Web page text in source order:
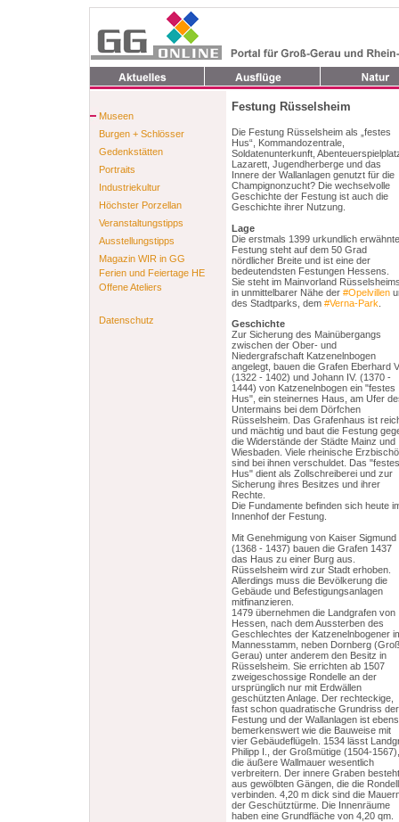
Museen
Burgen + Schlösser
Gedenkstätten
Portraits
Industriekultur
Höchster Porzellan
Veranstaltungstipps
Ausstellungstipps
Magazin WIR in GG
Ferien und Feiertage HE
Offene Ateliers
Datenschutz
Festung Rüsselsheim
Die Festung Rüsselsheim als „festes
Hus“, Kommandozentrale,
Soldatenunterkunft,
Lazarett, Jugendherberge und das
Innere der Wallanlagen genutzt für die
Champignonzucht? Die wechselvolle
Geschichte der Festung ist auch die
Geschichte ihrer Nutzung.
Lage
Die erstmals 1399 urkundlich erwähnte
Festung steht auf dem 50 Grad
nördlicher Breite und ist eine der
bedeutendsten Festungen Hessens.
Sie steht im Mainvorland
in unmittelbarer Nähe der #Opelvillen
des Stadtparks, dem #Verna-Park
Geschichte
Zur Sicherung des Mainübergangs
zwischen der Ober- und
Niedergrafschaft Katzenelnbogen
angelegt, bauen die Grafen Eberhard
(1322 - 1402) und Johann IV. (1370 -
1444) von Katzenelnbogen ein "festes
Hus", ein steinernes Haus, am Ufer
Untermains bei dem Dörfchen
Rüsselsheim. Das Grafenhaus ist
und mächtig und baut die Festung
die Widerstände der Städte Mainz und
Wiesbaden. Viele rheinische
sind bei ihnen verschuldet. Das "festes
Hus" dient als Zollschreiberei und zur
Sicherung ihres Besitzes und ihrer
Rechte.
Die Fundamente befinden sich heute
Innenhof der Festung.
Mit Genehmigung von Kaiser Sigmund
(1368 - 1437) bauen die Grafen 1437
das Haus zu einer Burg aus.
Rüsselsheim wird zur Stadt erhoben.
Allerdings muss die Bevölkerung die
Gebäude und Befestigungsanlagen
mitfinanzieren.
1479 übernehmen die Landgrafen von
Hessen, nach dem Aussterben des
Geschlechtes der Katzenelnbogener
Mannesstamm, neben Dornberg
Gerau) unter anderem den Besitz in
Rüsselsheim. Sie errichten ab 1507
zweigeschossige Rondelle an der
ursprünglich nur mit Erdwällen
geschützten Anlage. Der rechteckige,
fast schon quadratische Grundriss der
Festung und der Wallanlagen ist
bemerkenswert wie die Bauweise mit
vier Gebäudeflügeln. 1534 lässt
Philipp I., der Großmütige (1504-1567),
die äußere Wallmauer wesentlich
verbreitern. Der innere Graben besteht
aus gewölbten Gängen, die die
verbinden. 4,20 m dick sind die
der Geschütztürme. Die Innenräume
haben eine Grundfläche von 4,20 qm.